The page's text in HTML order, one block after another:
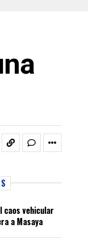
caos vehicular
a Masaya